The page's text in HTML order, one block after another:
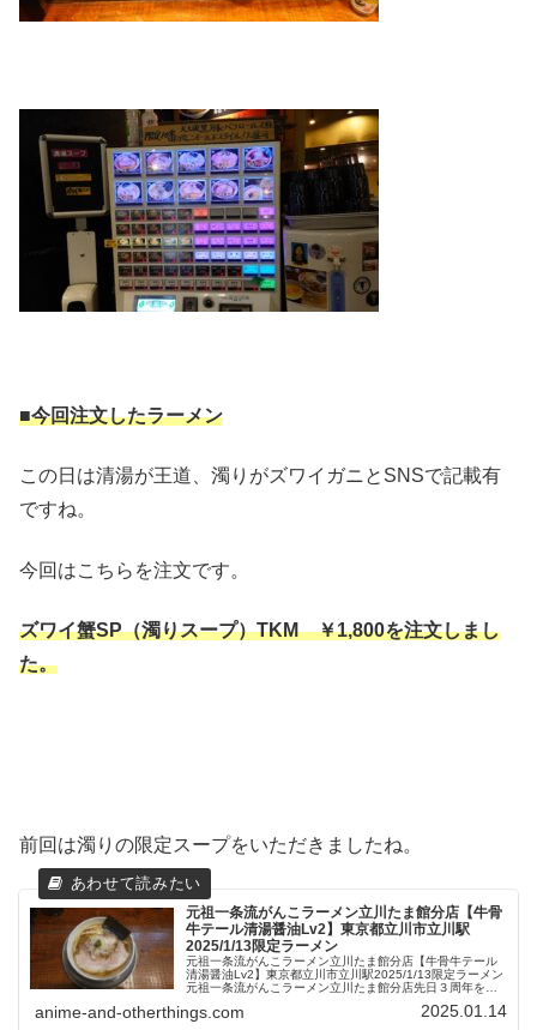
■今回注文したラーメン
この日は清湯が王道、濁りがズワイガニとSNSで記載有
ですね。
今回はこちらを注文です。
ズワイ蟹SP（濁りスープ）TKM￥1,800を注文しまし
た。
前回は濁りの限定スープをいただきましたね。
元祖一条流がんこラーメン立川たま館分店【牛骨
牛テール清湯醤油Lv2】東京都立川市立川駅
2025/1/13限定ラーメン
元祖一条流がんこラーメン立川たま館分店【牛骨牛テール
清湯醤油Lv2】東京都立川市立川駅2025/1/13限定ラーメン
元祖一条流がんこラーメン立川たま館分店先日３周年を迎
たところ、ウ...
anime-and-otherthings.com 2025.01.14